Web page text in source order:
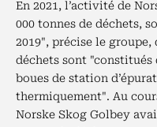
En 2021, l’activité de
000 tonnes de déchets,
2019", précise le groupe,
déchets sont "constitués
boues de station
thermiquement". Au
Norske Skog Golbey